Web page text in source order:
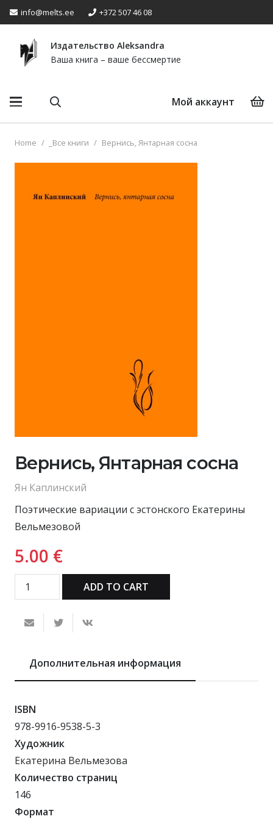
info@melts.ee +372 507 46 08
Издательство Аleksandra
Ваша книга – ваше бессмертие
Мой аккаунт
Home / _Все книги / Вернись, Янтарная сосна
Вернись, Янтарная сосна
Ян Каплинский
Поэтические вариации с эстонского Екатерины
Вельмезовой
5.00 €
ADD TO CART
Дополнительная информация
ISBN
978-9916-9538-5-3
Художник
Екатерина Вельмезова
Количество страниц
146
Формат